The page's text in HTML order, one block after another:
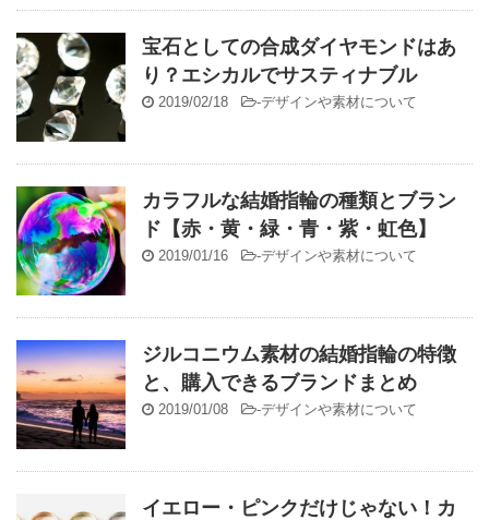
宝石としての合成ダイヤモンドはあ
り？エシカルでサスティナブル
2019/02/18 -デザインや素材について
カラフルな結婚指輪の種類とブラン
ド【赤・黄・緑・青・紫・虹色】
2019/01/16 -デザインや素材について
ジルコニウム素材の結婚指輪の特徴
と、購入できるブランドまとめ
2019/01/08 -デザインや素材について
イエロー・ピンクだけじゃない！カ